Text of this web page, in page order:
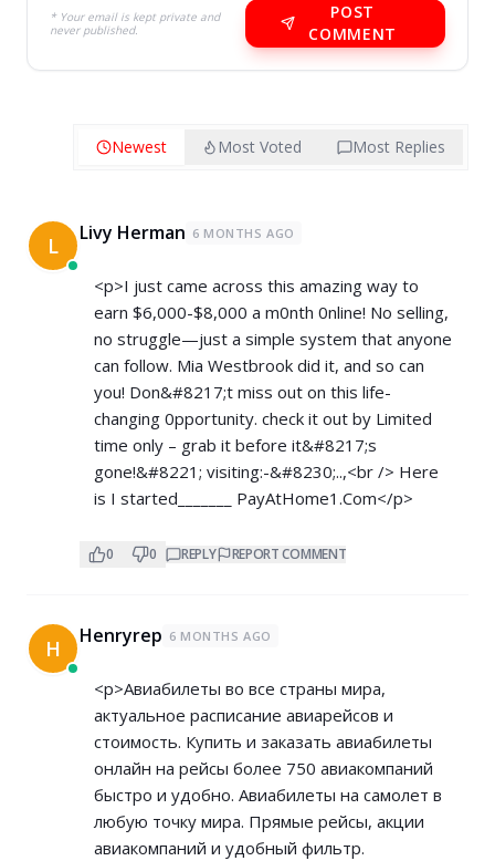
* Your email is kept private and
never published.
POST
COMMENT
Newest Most Voted Most Replies
L Livy Herman 6 MONTHS AGO
<p>I just came across this amazing way to
earn $6,000-$8,000 a m0nth 0nline! No selling,
no struggle—just a simple system that anyone
can follow. Mia Westbrook did it, and so can
you! Don&#8217;t miss out on this life-
changing 0pportunity. check it out by Limited
time only – grab it before it&#8217;s
gone!&#8221; visiting:-&#8230;..,<br /> Here
is I started_______ ­P­a­y­A­t­H­o­m­e­1­.­C­om</p>
0 0 REPLY REPORT COMMENT
H Henryrep 6 MONTHS AGO
<p>Авиабилеты во все страны мира,
актуальное расписание авиарейсов и
стоимость. Купить и заказать авиабилеты
онлайн на рейсы более 750 авиакомпаний
быстро и удобно. Авиабилеты на самолет в
любую точку мира. Прямые рейсы, акции
авиакомпаний и удобный фильтр.